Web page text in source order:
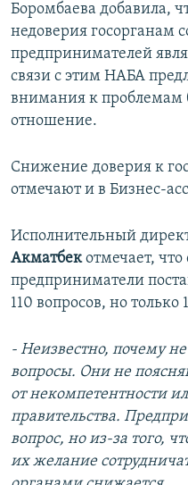
Боромбаева добавила,
недоверия госорганам
предпринимателей
связи с этим НАБА
внимания к проблемам
отношение.
Снижение доверия к
отмечают и в Бизнес-
Исполнительный
Акматбекотмечает, что
предприниматели
110 вопросов, но
- Неизвестно, почему
вопросы. Они не
от некомпетентности
правительства.
вопрос, но из-за того,
их желание